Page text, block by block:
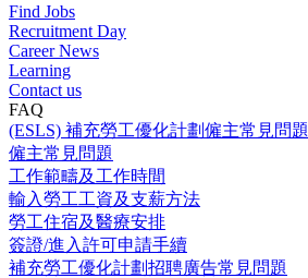
Find Jobs
Recruitment Day
Career News
Learning
Contact us
FAQ
(ESLS) 補充勞工優化計劃僱主常見問題
僱主常見問題
工作範疇及工作時間
輸入勞工工資及支薪方法
勞工住宿及醫療安排
簽證/進入許可申請手續
補充勞工優化計劃招聘廣告常見問題